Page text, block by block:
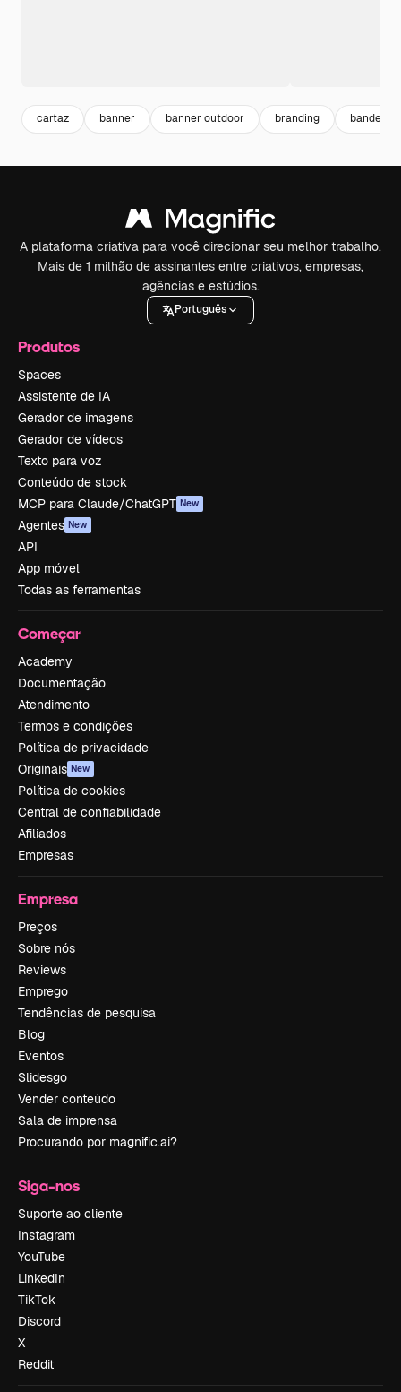
cartaz banner banner outdoor branding bandeira
A plataforma criativa para você direcionar seu melhor trabalho.
Mais de 1 milhão de assinantes entre criativos, empresas,
agências e estúdios.
Português
Produtos
Spaces
Assistente de IA
Gerador de imagens
Gerador de vídeos
Texto para voz
Conteúdo de stock
MCP para Claude/ChatGPT New
Agentes New
API
App móvel
Todas as ferramentas
Começar
Academy
Documentação
Atendimento
Termos e condições
Política de privacidade
Originais New
Política de cookies
Central de confiabilidade
Afiliados
Empresas
Empresa
Preços
Sobre nós
Reviews
Emprego
Tendências de pesquisa
Blog
Eventos
Slidesgo
Vender conteúdo
Sala de imprensa
Procurando por magnific.ai?
Siga-nos
Suporte ao cliente
Instagram
YouTube
LinkedIn
TikTok
Discord
X
Reddit